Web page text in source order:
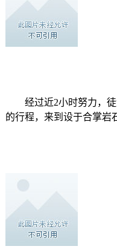
经过近2小时努力，
的行程，来到设于合掌岩